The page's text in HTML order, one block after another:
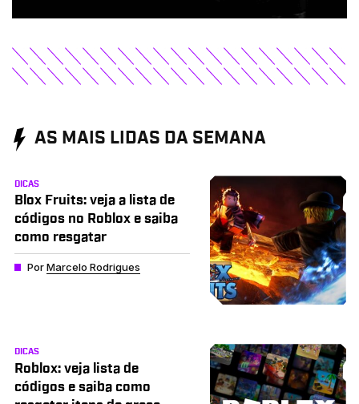
AS MAIS LIDAS DA SEMANA
DICAS
Blox Fruits: veja a lista de
códigos no Roblox e saiba
como resgatar
PorMarcelo Rodrigues
DICAS
Roblox: veja lista de
códigos e saiba como